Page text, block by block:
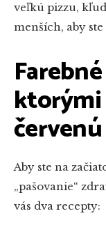
veľkú pizzu,
menších, aby
ktorými
Aby ste na
„pašovanie“
vás dva recepty: